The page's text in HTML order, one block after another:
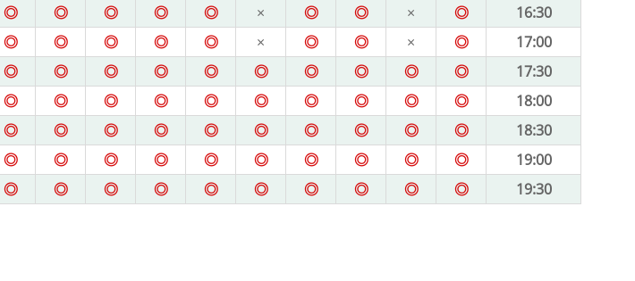
◎ ◎ ◎ ◎ ◎ × ◎ ◎ × ◎
16:30
◎ ◎ ◎ ◎ ◎ × ◎ ◎ × ◎
17:00
◎ ◎ ◎ ◎ ◎ ◎ ◎ ◎ ◎ ◎
17:30
◎ ◎ ◎ ◎ ◎ ◎ ◎ ◎ ◎ ◎
18:00
◎ ◎ ◎ ◎ ◎ ◎ ◎ ◎ ◎ ◎
18:30
◎ ◎ ◎ ◎ ◎ ◎ ◎ ◎ ◎ ◎
19:00
◎ ◎ ◎ ◎ ◎ ◎ ◎ ◎ ◎ ◎
19:30